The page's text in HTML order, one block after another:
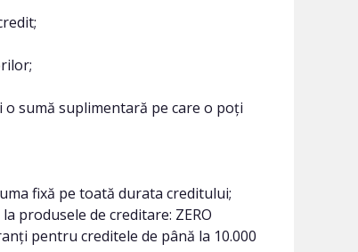
sumă suplimentară pe care o poți
fixă pe toată durata creditului;
produsele de creditare: ZERO
pentru creditele de până la 10.000